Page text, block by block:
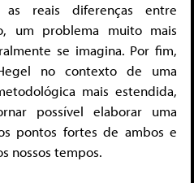
reais diferenças entre
um problema muito mais
se imagina. Por fim,
no contexto de uma
mais estendida,
possível elaborar uma
pontos fortes de ambos e
nossos tempos.